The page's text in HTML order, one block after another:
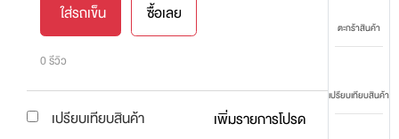
ตะกร้าสินค้า
เปรียบเทียบสินค้า
ใส่รถเข็น ซื้อเลย
0 รีวิว
เปรียบเทียบสินค้า เพิ่มรายการโปรด